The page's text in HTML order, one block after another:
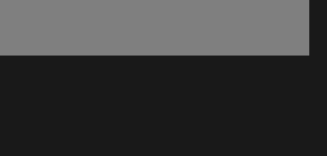
nueva ventana)